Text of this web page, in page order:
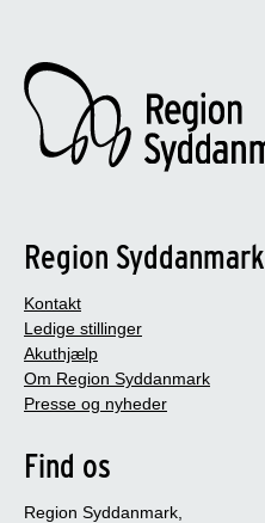
Region Syddanmark
Kontakt
Ledige stillinger
Akuthjælp
Om Region Syddanmark
Presse og nyheder
Find os
Region Syddanmark,